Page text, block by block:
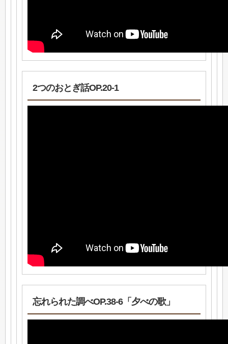
2つのおとぎ話OP.20-1
忘れられた調べOP.38-6「夕べの歌」